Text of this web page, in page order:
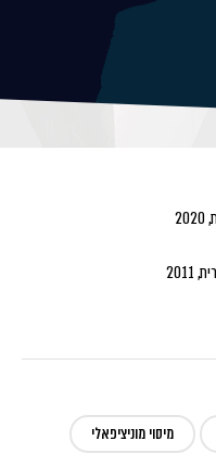
מיסוי מוניציפאלי